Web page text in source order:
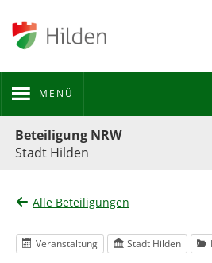
MENÜ
Beteiligung NRW
Stadt Hilden
Alle Beteiligungen
Veranstaltung Stadt Hilden